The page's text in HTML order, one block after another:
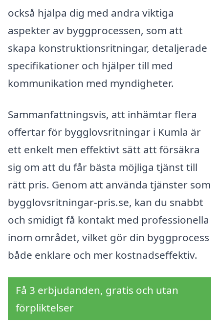
också hjälpa dig med andra viktiga
aspekter av byggprocessen, som att
skapa konstruktionsritningar, detaljerade
specifikationer och hjälper till med
kommunikation med myndigheter.
Sammanfattningsvis, att inhämtar flera
offertar för bygglovsritningar i Kumla är
ett enkelt men effektivt sätt att försäkra
sig om att du får bästa möjliga tjänst till
rätt pris. Genom att använda tjänster som
bygglovsritningar-pris.se, kan du snabbt
och smidigt få kontakt med professionella
inom området, vilket gör din byggprocess
både enklare och mer kostnadseffektiv.
Få 3 erbjudanden, gratis och utan
förpliktelser